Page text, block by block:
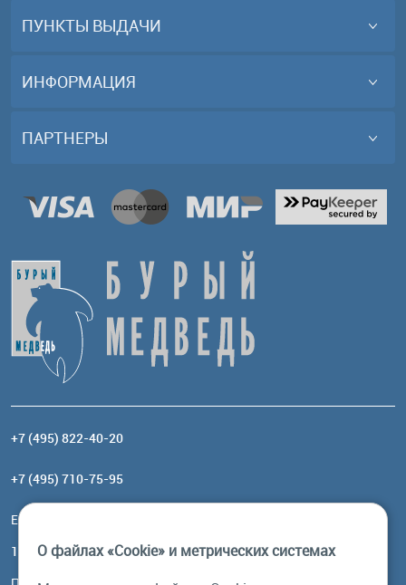
ПУНКТЫ ВЫДАЧИ
ИНФОРМАЦИЯ
ПАРТНЕРЫ
+7 (495) 822-40-20
+7 (495) 710-75-95
Email:
117485, Москва, ул. Профсоюзная, 84/32, корп 1
О файлах «Cookie» и метрических системах